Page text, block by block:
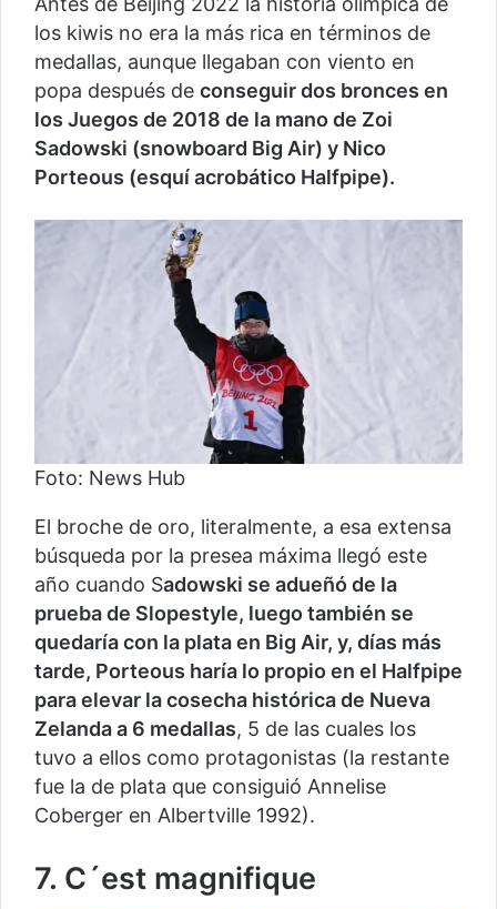
los kiwis no era la más rica en términos de
medallas, aunque llegaban con viento en
popa después de conseguir dos bronces en
los Juegos de 2018 de la mano de Zoi
Sadowski (snowboard Big Air) y Nico
Porteous (esquí acrobático Halfpipe).
Foto: News Hub
El broche de oro, literalmente, a esa extensa
búsqueda por la presea máxima llegó este
año cuando Sadowski se adueñó de la
prueba de Slopestyle, luego también se
quedaría con la plata en Big Air, y, días más
tarde, Porteous haría lo propio en el Halfpipe
para elevar la cosecha histórica de Nueva
Zelanda a 6 medallas, 5 de las cuales los
tuvo a ellos como protagonistas (la restante
fue la de plata que consiguió Annelise
Coberger en Albertville 1992).
7. C´est magnifique